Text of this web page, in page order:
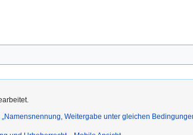
Weitergabe unter gleichen